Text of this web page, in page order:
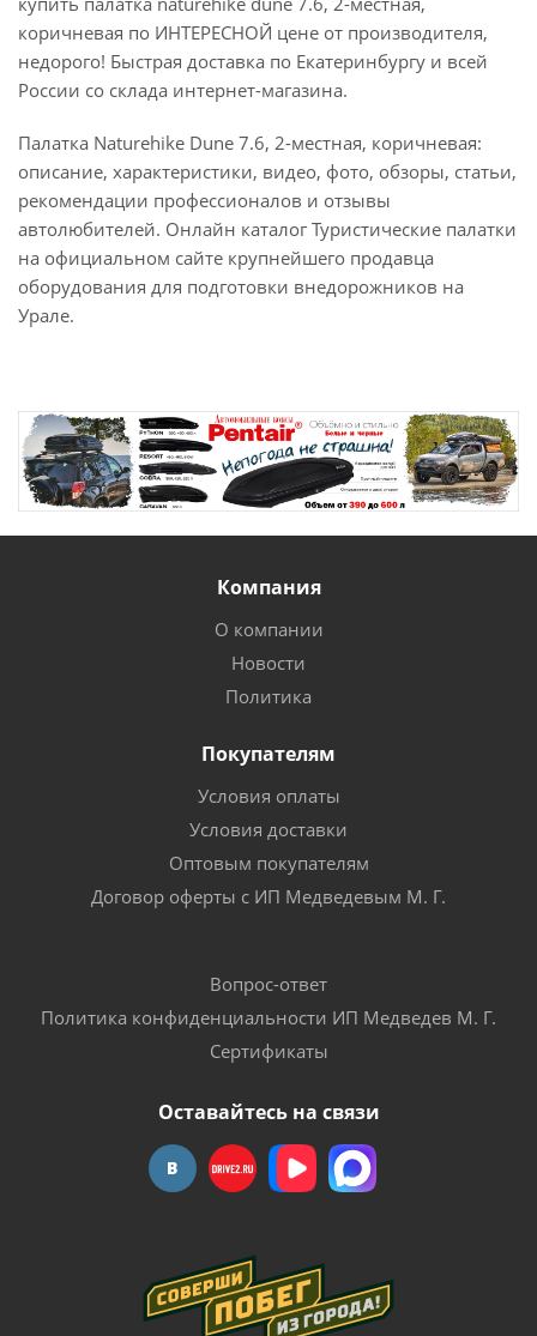
коричневая по ИНТЕРЕСНОЙ цене от производителя,
недорого! Быстрая доставка по Екатеринбургу и всей
России со склада интернет-магазина.
Палатка Naturehike Dune 7.6, 2-местная, коричневая:
описание, характеристики, видео, фото, обзоры, статьи,
рекомендации профессионалов и отзывы
автолюбителей. Онлайн каталог Туристические палатки
на официальном сайте крупнейшего продавца
оборудования для подготовки внедорожников на
Урале.
Компания
О компании
Новости
Политика
Покупателям
Условия оплаты
Условия доставки
Оптовым покупателям
Договор оферты с ИП Медведевым М. Г.
Вопрос-ответ
Политика конфиденциальности ИП Медведев М. Г.
Сертификаты
Оставайтесь на связи